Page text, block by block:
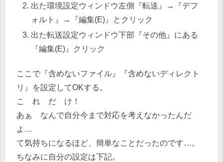
出た環境設定ウィンドウ左側『転送』→『デフ
ォルト』→『編集(E)』とクリック
出た転送設定ウィンドウ下部『その他』にある
『編集(E)』クリック
ここで『含めないファイル』『含めないディレクト
リ』を設定してOKする。
こ れ だ け！
あぁ なんで自分今まで対応を考えなかったんだ
よ…
て気持ちになるほど、簡単なことだったのです…。
ちなみに自分の設定は下記。